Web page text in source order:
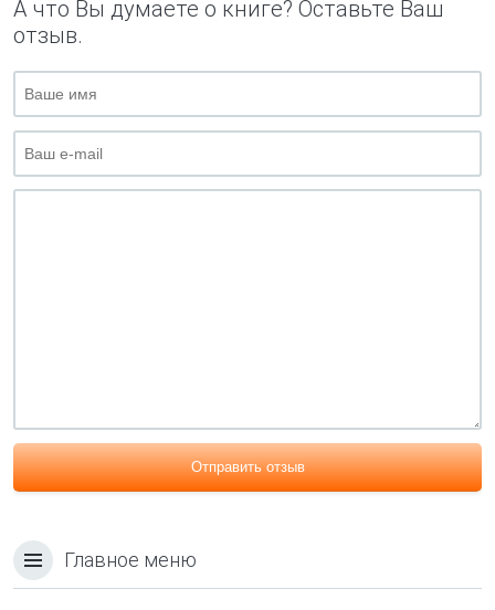
А что Вы думаете о книге? Оставьте Ваш
отзыв.
Отправить отзыв
Главное меню